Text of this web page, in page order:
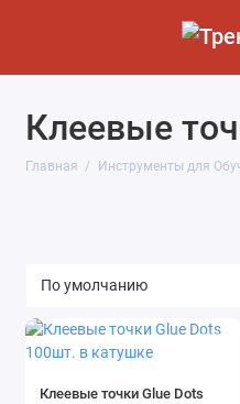
Клеевые
Главная Инструменты для
Маркеры
Клейкие стены
Клеевые точки Glue Dots